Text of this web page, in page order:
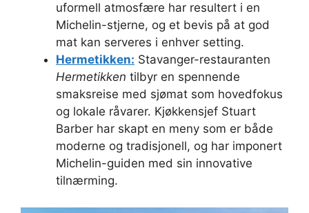
uformell atmosfære har resultert i en
Michelin-stjerne, og et bevis på at god
mat kan serveres i enhver setting.
Hermetikken: Stavanger-restauranten
Hermetikken tilbyr en spennende
smaksreise med sjømat som hovedfokus
og lokale råvarer. Kjøkkensjef Stuart
Barber har skapt en meny som er både
moderne og tradisjonell, og har imponert
Michelin-guiden med sin innovative
tilnærming.